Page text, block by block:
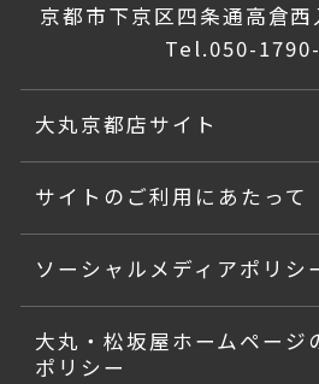
京都市下京区四条通高倉
Tel.050-
大丸京都店サイト
サイトのご利用にあたって
ソーシャルメディアポリシ
大丸・松坂屋ホームページ
ポリシー